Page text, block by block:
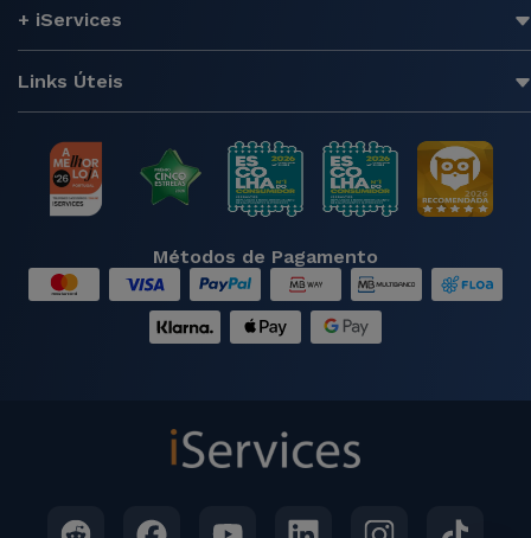
+ iServices
Links Úteis
Métodos de Pagamento